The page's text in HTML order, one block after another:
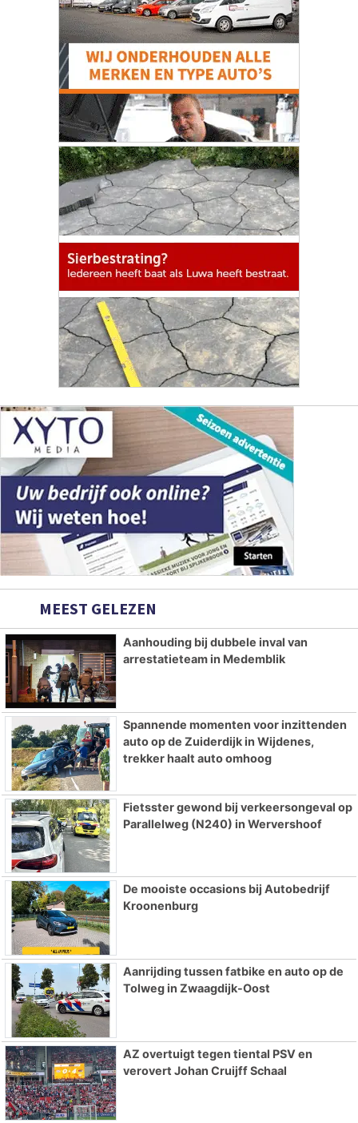
MEEST GELEZEN
Aanhouding bij dubbele inval van
arrestatieteam in Medemblik
Spannende momenten voor inzittenden
auto op de Zuiderdijk in Wijdenes,
trekker haalt auto omhoog
Fietsster gewond bij verkeersongeval op
Parallelweg (N240) in Wervershoof
De mooiste occasions bij Autobedrijf
Kroonenburg
Aanrijding tussen fatbike en auto op de
Tolweg in Zwaagdijk-Oost
AZ overtuigt tegen tiental PSV en
verovert Johan Cruijff Schaal